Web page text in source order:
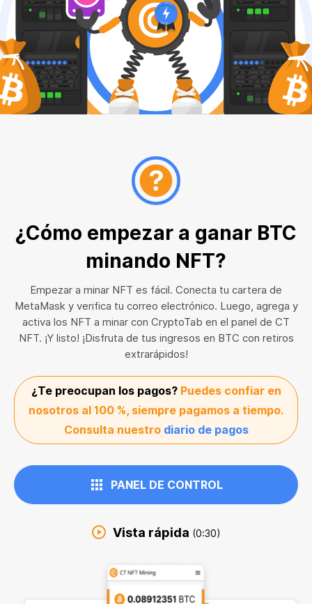
¿Cómo empezar a ganar BTC
minando NFT?
Empezar a minar NFT es fácil. Conecta tu cartera de
MetaMask y verifica tu correo electrónico. Luego, agrega y
activa los NFT a minar con CryptoTab en el panel de CT
NFT. ¡Y listo! ¡Disfruta de tus ingresos en BTC con retiros
extrarápidos!
¿Te preocupan los pagos?Puedes confiar en
nosotros al 100 %, siempre pagamos a tiempo.
Consulta nuestro diario de pagos
PANEL DE CONTROL
Vista rápida (0:30)